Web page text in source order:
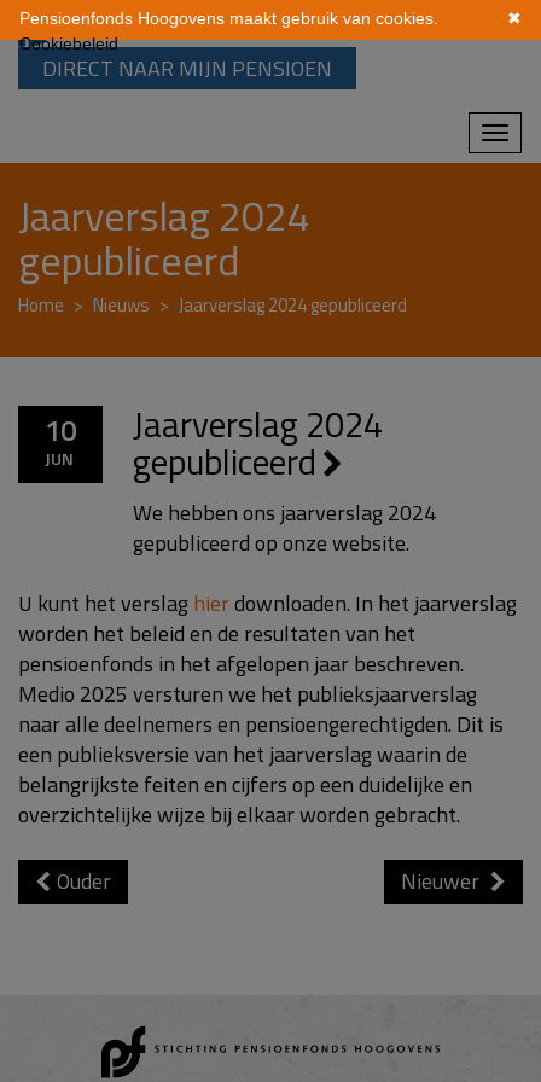
DIRECT NAAR MIJN PENSIOEN
Jaarverslag 2024
gepubliceerd
Home Nieuws Jaarverslag 2024 gepubliceerd
10
JUN
Jaarverslag 2024
gepubliceerd
We hebben ons jaarverslag 2024
gepubliceerd op onze website.
U kunt het verslaghierdownloaden. In het jaarverslag
worden het beleid en de resultaten van het
pensioenfonds in het afgelopen jaar beschreven.
Medio 2025 versturen we het publieksjaarverslag
naar alle deelnemers en pensioengerechtigden. Dit is
een publieksversie van het jaarverslag waarin de
belangrijkste feiten en cijfers op een duidelijke en
overzichtelijke wijze bij elkaar worden gebracht.
Ouder Nieuwer
✖
Pensioenfonds Hoogovens maakt gebruik van cookies.
Cookiebeleid